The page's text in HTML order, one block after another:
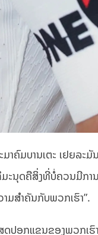
ມາຄົມບານເຕະ ເຢຍລະ
ະນຸດຄືສິ່ງທີ່ບໍ່ຄວນມີກ
ມສຳຄັນກັບພວກເຮົາ”.
ສດປອກແຂນຂອງພວກ